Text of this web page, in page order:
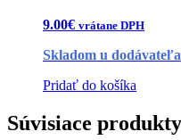
9.00€ vrátane DPH
Skladom u dodávateľa
Pridať do košíka
Súvisiace produkty